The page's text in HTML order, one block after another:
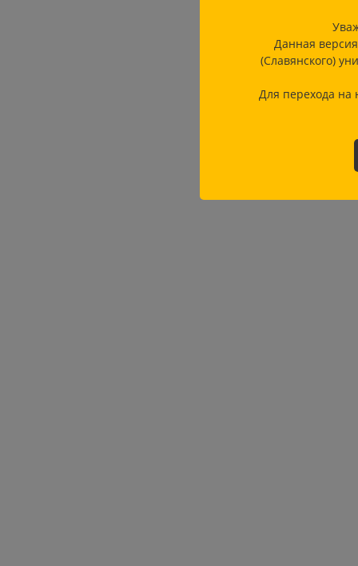
Данная
(Славянского)
Для перехода на